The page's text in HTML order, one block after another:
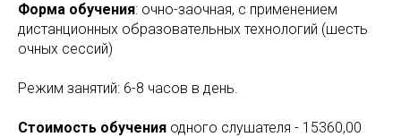
Форма обучения: очно-заочная, с применением
дистанционных образовательных технологий (шесть
очных сессий)
Режим занятий: 6-8 часов в день.
Стоимость обучения одного слушателя - 15360,00